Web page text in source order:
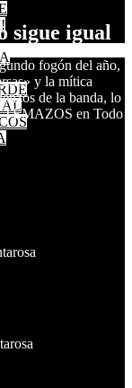
sigue igual
fogón del año,
y la mítica
de la banda, lo
TEMAZOS en Todo